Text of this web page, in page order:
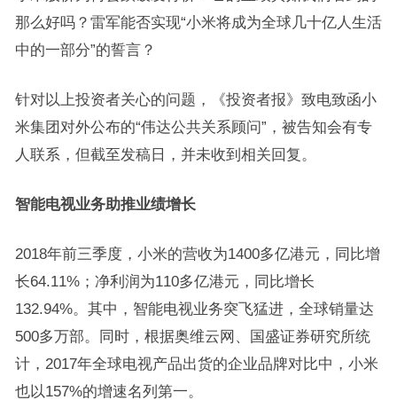
那么好吗？雷军能否实现“小米将成为全球几十亿人生活
中的一部分”的誓言？
针对以上投资者关心的问题，《投资者报》致电致函小
米集团对外公布的“伟达公共关系顾问”，被告知会有专
人联系，但截至发稿日，并未收到相关回复。
智能电视业务助推业绩增长
2018年前三季度，小米的营收为1400多亿港元，同比增
长64.11%；净利润为110多亿港元，同比增长
132.94%。其中，智能电视业务突飞猛进，全球销量达
500多万部。同时，根据奥维云网、国盛证券研究所统
计，2017年全球电视产品出货的企业品牌对比中，小米
也以157%的增速名列第一。